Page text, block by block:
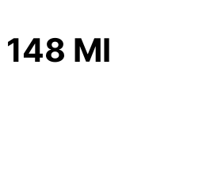
Ml